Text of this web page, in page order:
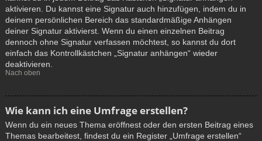
aktivieren. Du kannst eine Signatur auch hinzufügen, indem du in
deinem persönlichen Bereich das standardmäßige Anhängen
deiner Signatur aktivierst. Wenn du einen einzelnen Beitrag
dennoch ohne Signatur verfassen möchtest, so kannst du dort
einfach das Kontrollkästchen „Signatur anhängen“ wieder
deaktivieren.
Nach oben
Wie kann ich eine Umfrage erstellen?
Wenn du ein neues Thema eröffnest oder den ersten Beitrag eines
Themas bearbeitest, findest du ein Register „Umfrage erstellen“